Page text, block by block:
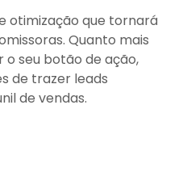
otimização que tornará
Quanto mais
seu botão de ação,
de trazer leads
de vendas.